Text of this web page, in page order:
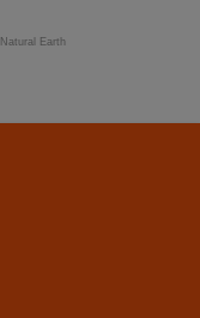
Natural Earth